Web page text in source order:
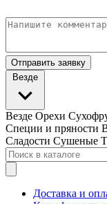
Отправить заявку
Везде
Везде Орехи
Специи и пряности
Сладости Сушеные
Доставка и